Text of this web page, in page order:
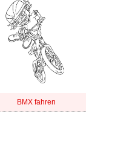
BMX fahren